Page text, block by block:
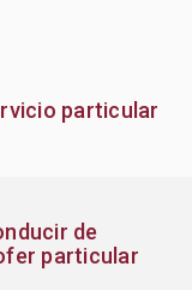
particular
de
particular